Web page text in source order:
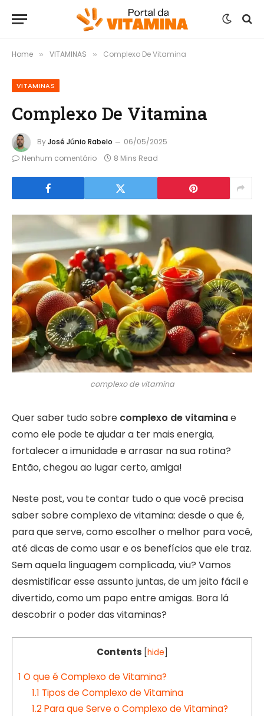
Home » VITAMINAS » Complexo De Vitamina
VITAMINAS
Complexo De Vitamina
ByJosé Júnio Rabelo
06/05/2025
Nenhum comentário
8 Mins Read
complexo de vitamina
Quer saber tudo sobre complexo de vitaminae
como ele pode te ajudar a ter mais energia,
fortalecer a imunidade e arrasar na sua rotina?
Então, chegou ao lugar certo, amiga!
Neste post, vou te contar tudo o que você precisa
saber sobre complexo de vitamina: desde o que é,
para que serve, como escolher o melhor para você,
até dicas de como usar e os benefícios que ele traz.
Sem aquela linguagem complicada, viu? Vamos
desmistificar esse assunto juntas, de um jeito fácil e
divertido, como um papo entre amigas. Bora lá
descobrir o poder das vitaminas?
Contents hide
1 O que é Complexo de Vitamina?
1.1 Tipos de Complexo de Vitamina
1.2Para que Serve o Complexo de Vitamina?